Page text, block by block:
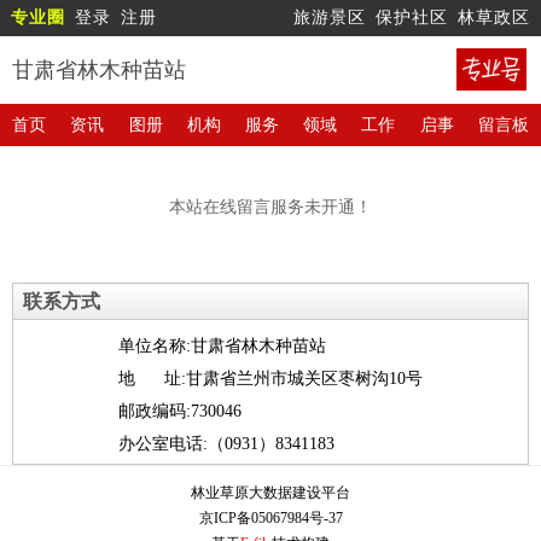
专业圈 登录 注册 旅游景区 保护社区 林草政区
甘肃省林木种苗站
首页 资讯 图册 机构 服务 领域 工作 启事 留言板
本站在线留言服务未开通！
联系方式
单位名称:甘肃省林木种苗站
地 址:甘肃省兰州市城关区枣树沟10号
邮政编码:730046
办公室电话:（0931）8341183
林业草原大数据建设平台
京ICP备05067984号-37